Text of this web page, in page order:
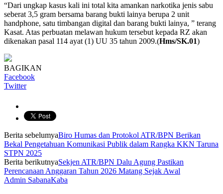
“Dari ungkap kasus kali ini total kita amankan narkotika jenis sabu
seberat 3,5 gram bersama barang bukti lainya berupa 2 unit
handphone, satu timbangan digital dan barang bukti lainya, ” terang
Kasat. Atas perbuatan melawan hukum tersebut kepada RZ akan
dikenakan pasal 114 ayat (1) UU 35 tahun 2009.(Hms/SK.01)
BAGIKAN
Facebook
Twitter
Berita sebelumyaBiro Humas dan Protokol ATR/BPN Berikan
Bekal Pengetahuan Komunikasi Publik dalam Rangka KKN Taruna
STPN 2025
Berita berikutnyaSekjen ATR/BPN Dalu Agung Pastikan
Perencanaan Anggaran Tahun 2026 Matang Sejak Awal
Admin SabanaKaba